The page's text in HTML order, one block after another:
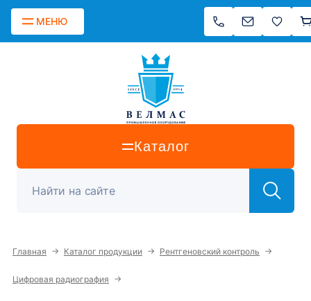
МЕНЮ
Каталог
Главная → Каталог продукции → Рентгеновский контроль →
Цифровая радиография →